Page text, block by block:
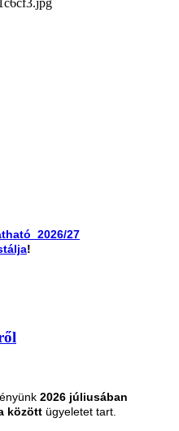
2026/27
!
2026 júliusában
között ügyeletet tart.